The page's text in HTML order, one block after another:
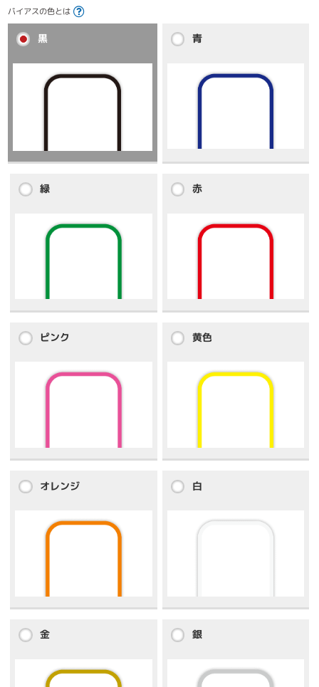
バイアスの色とは
黒 青
緑 赤
ピンク 黄色
オレンジ 白
金 銀